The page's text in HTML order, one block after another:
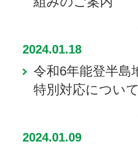
2024.01.18
令和6年能登半
特別対応につい
2024.01.09